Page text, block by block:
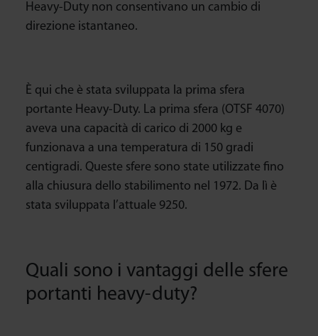
Heavy-Duty non consentivano un cambio di
direzione istantaneo.
È qui che è stata sviluppata la prima sfera
portante Heavy-Duty. La prima sfera (OTSF 4070)
aveva una capacità di carico di 2000 kg e
funzionava a una temperatura di 150 gradi
centigradi. Queste sfere sono state utilizzate fino
alla chiusura dello stabilimento nel 1972. Da lì è
stata sviluppata l’attuale 9250.
Quali sono i vantaggi delle sfere
portanti heavy-duty?